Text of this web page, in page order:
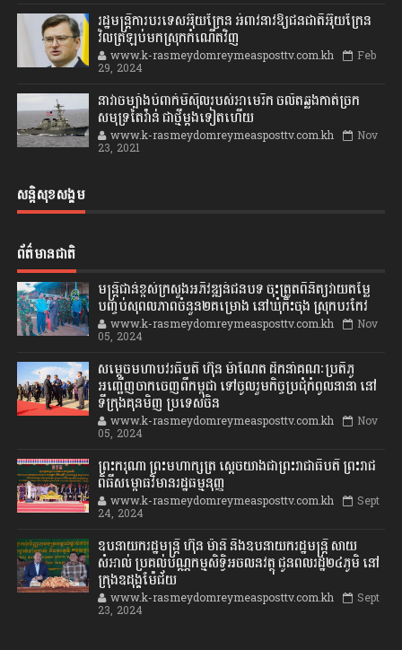
រដ្ឋមន្ត្រីការបរទេសអ៊ុយក្រែន អំពាវនាវឱ្យជនជាតិអ៊ុយក្រែន
វិលត្រឡប់មកស្រុកកំណើតវិញ
www.k-rasmeydomreymeasposttv.com.kh Feb
29, 2024
នាវាចម្បាំងបំពាក់មីស៊ីលរបស់អាមេរិក ចល័តឆ្លងកាត់ច្រក
សមុទ្រតៃវ៉ាន់ ជាថ្មីម្តងទៀតហើយ
www.k-rasmeydomreymeasposttv.com.kh Nov
23, 2021
សន្តិសុខសង្គម
ព័ត៌មានជាតិ
មន្ត្រីជាន់ខ្ពស់ក្រសួងអភិវឌ្ឍន៍ជនបទ ចុះត្រួតពិនិត្យវាយតម្លៃ
បញ្ចប់សុពលភាពចំនួន២គម្រោង នៅឃុំកិះចុង ស្រុកបរកែវ
www.k-rasmeydomreymeasposttv.com.kh Nov
05, 2024
សម្តេចមហាបវរធិបតី ហ៊ុន ម៉ាណែត ដឹកនាំគណៈប្រតិភូ
អញ្ជើញចាកចេញពីកម្ពុជា ទៅចូលរួមកិច្ចប្រជុំកំពូលនានា នៅ
ទីក្រុងគុនមិញ ប្រទេសចិន
www.k-rasmeydomreymeasposttv.com.kh Nov
05, 2024
ព្រះករុណា ព្រះមហាក្សត្រ ស្តេចយាងជាព្រះរាជាធិបតី ព្រះរាជ
ពិធីសម្ពោធវិមានរដ្ឋធម្មនុញ្ញ
www.k-rasmeydomreymeasposttv.com.kh Sept
24, 2024
ឧបនាយករដ្ឋមន្ដ្រី ហ៊ុន ម៉ានី និងឧបនាយករដ្ឋមន្ដ្រី សាយ
សំអាល់ ប្រគល់បណ្ណកម្មសិទ្ធិអចលនវត្ថុ ជូនពលរដ្ឋ២៤ភូមិ នៅ
ក្រុងឧដុង្គម៉ែជ័យ
www.k-rasmeydomreymeasposttv.com.kh Sept
23, 2024